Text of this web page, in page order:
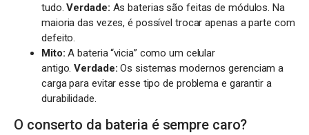
tudo.Verdade: As baterias são feitas de módulos. Na
maioria das vezes, é possível trocar apenas a parte com
defeito.
Mito: A bateria “vicia” como um celular
antigo.Verdade: Os sistemas modernos gerenciam a
carga para evitar esse tipo de problema e garantir a
durabilidade.
O conserto da bateria é sempre caro?